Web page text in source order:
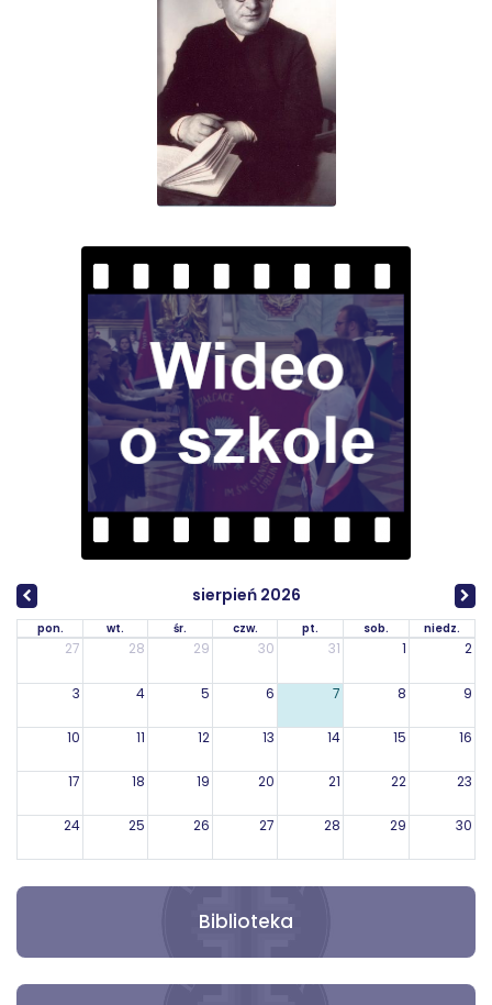
sierpień 2026
pon. wt. śr. czw. pt. sob. niedz.
27 28 29 30 31 1 2
3 4 5 6 7 8 9
10 11 12 13 14 15 16
17 18 19 20 21 22 23
24 25 26 27 28 29 30
Biblioteka